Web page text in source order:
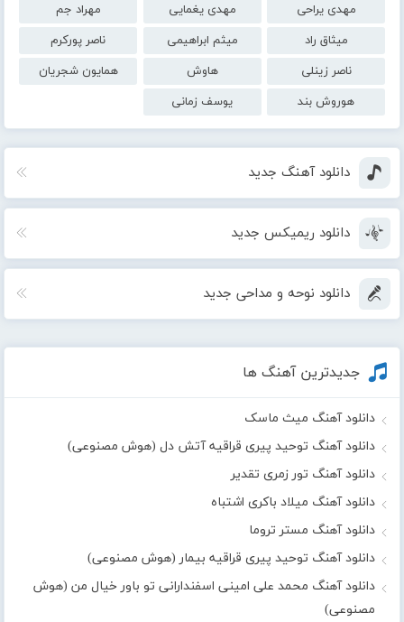
مهدی یراحی
مهدی یغمایی
مهراد جم
میثاق راد
میثم ابراهیمی
ناصر پورکرم
ناصر زینلی
هاوش
همایون شجریان
هوروش بند
یوسف زمانی
دانلود آهنگ جدید
دانلود ریمیکس جدید
دانلود نوحه و مداحی جدید
جدیدترین آهنگ ها
دانلود آهنگ میث ماسک
دانلود آهنگ توحید پیری قراقیه آتش دل (هوش مصنوعی)
دانلود آهنگ تور زمری تقدیر
دانلود آهنگ میلاد باکری اشتباه
دانلود آهنگ مستر تروما
دانلود آهنگ توحید پیری قراقیه بیمار (هوش مصنوعی)
دانلود آهنگ محمد علی امینی اسفندارانی تو باور خیال من (هوش
مصنوعی)